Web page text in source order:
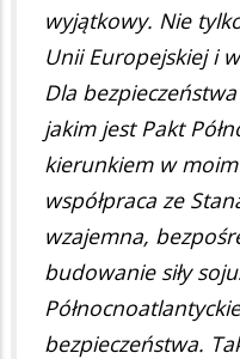
wyjątkowy. Nie
Unii Europejskiej i
Dla
jakim jest Pakt
kierunkiem w
współpraca ze
wzajemna,
budowanie siły
bezpieczeństwa.